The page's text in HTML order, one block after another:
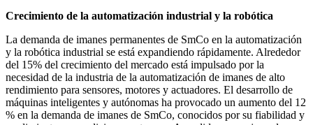
Crecimiento de la automatización industrial y la robótica
La demanda de imanes permanentes de SmCo en la automatización
y la robótica industrial se está expandiendo rápidamente. Alrededor
del 15% del crecimiento del mercado está impulsado por la
necesidad de la industria de la automatización de imanes de alto
rendimiento para sensores, motores y actuadores. El desarrollo de
máquinas inteligentes y autónomas ha provocado un aumento del 12
% en la demanda de imanes de SmCo, conocidos por su fiabilidad y